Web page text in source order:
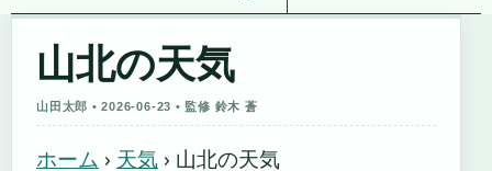
山北の天気
山田太郎 • 2026-06-23 • 監修 鈴木 蒼
ホーム › 天気 › 山北の天気